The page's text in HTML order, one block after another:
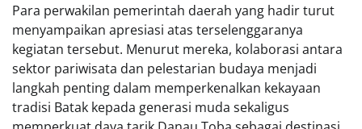
Para perwakilan pemerintah daerah yang hadir turut
menyampaikan apresiasi atas terselenggaranya
kegiatan tersebut. Menurut mereka, kolaborasi antara
sektor pariwisata dan pelestarian budaya menjadi
langkah penting dalam memperkenalkan kekayaan
tradisi Batak kepada generasi muda sekaligus